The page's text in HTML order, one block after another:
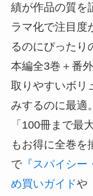
績が作品の質を
ラマ化で注目度
るのにぴったり
本編全3巻＋番
取りやすいボリ
みするのに最適
「100冊まで最
もお得に全巻を
で『スパイシー
め買いガイドや